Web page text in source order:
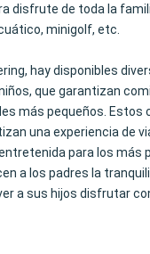
disfrute de toda la
minigolf, etc.
hay disponibles
que garantizan
más pequeños. Estos
una experiencia de
para los más
a los padres la
a sus hijos disfrutar